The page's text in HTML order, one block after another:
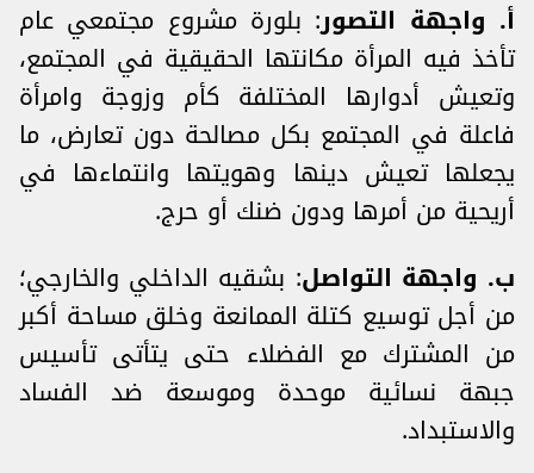
أ‌. واجهة التصور: بلورة مشروع مجتمعي عام
تأخذ فيه المرأة مكانتها الحقيقية في المجتمع،
وتعيش أدوارها المختلفة كأم وزوجة وامرأة
فاعلة في المجتمع بكل مصالحة دون تعارض، ما
يجعلها تعيش دينها وهويتها وانتماءها في
أريحية من أمرها ودون ضنك أو حرج.
ب‌. واجهة التواصل: بشقيه الداخلي والخارجي؛
من أجل توسيع كتلة الممانعة وخلق مساحة أكبر
من المشترك مع الفضلاء حتى يتأتى تأسيس
جبهة نسائية موحدة وموسعة ضد الفساد
والاستبداد.